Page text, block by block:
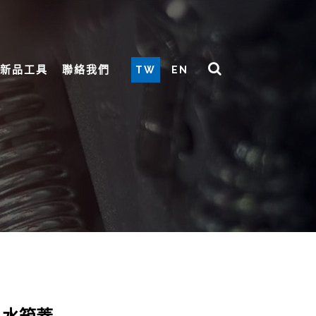
新品工具 聯絡我們 TW EN